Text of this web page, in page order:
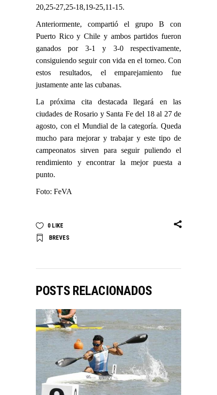
20,25-27,25-18,19-25,11-15.
Anteriormente, compartió el grupo B con
Puerto Rico y Chile y ambos partidos fueron
ganados por 3-1 y 3-0 respectivamente,
consiguiendo seguir con vida en el torneo. Con
estos resultados, el emparejamiento fue
justamente ante las cubanas.
La próxima cita destacada llegará en las
ciudades de Rosario y Santa Fe del 18 al 27 de
agosto, con el Mundial de la categoría. Queda
mucho para mejorar y trabajar y este tipo de
campeonatos sirven para seguir puliendo el
rendimiento y encontrar la mejor puesta a
punto.
Foto: FeVA
0 LIKE
BREVES
POSTS RELACIONADOS